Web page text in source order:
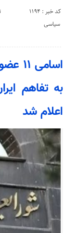
کد خبر : 1194
سیاسی
به تفاهم
اعلام شد